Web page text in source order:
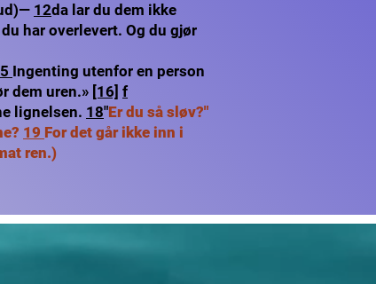
12da lar du dem ikke
har overlevert. Og du gjør
Ingenting utenfor en person
dem uren.» [16] f
lignelsen. 18"Er du så sløv?"
19 For det går ikke inn i
ren.)